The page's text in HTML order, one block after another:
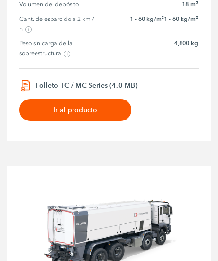
Volumen del depósito 18 m³
Cant. de esparcido a 2 km /
h
1 - 60 kg/m²1 - 60 kg/m²
Peso sin carga de la
sobreestructura
4,800 kg
Folleto TC / MC Series (4.0 MB)
Ir al producto